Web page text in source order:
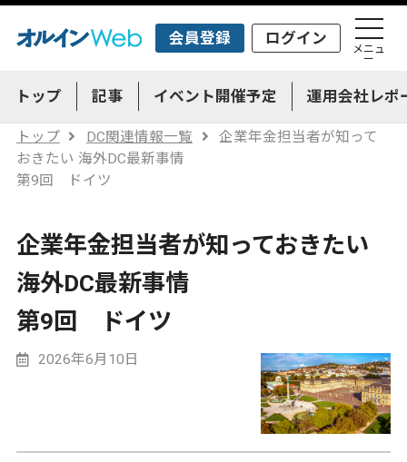
会員登録 ログイン
メニュ
ー
トップ 記事 イベント開催予定 運用会社レポ
トップ DC関連情報一覧
企業年金担当者が知って
おきたい 海外DC最新事情
第9回 ドイツ
企業年金担当者が知っておきたい
海外DC最新事情
第9回 ドイツ
2026年6月10日